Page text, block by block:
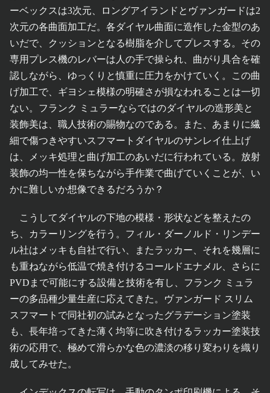
ーベックスは3次元、ロングアイランドとヴァンガードは2
次元の各曲面加工だ。各ダイヤル曲面に造作した金型のあ
いだで、クッションとなる樹脂を介してプレスする。その
専用プレス機のレバーは人の手で操られ、曲がり具合を確
認しながら、ゆっくりと慎重に圧力をかけていく。この曲
げ加工で、ギヨシェ模様の明確さが損なわれることは一切
ない。フランク ミュラーならではのダイヤルの造形美と
装飾美は、職人技術の賜物なのである。また、あまりに繊
細で傷つきやすいスフマートダイヤルのサンレイ仕上げ
は、メッキ処理と曲げ加工のあいだに行われている。放射
装飾の均一性を保ちながら手作業で曲げていくことが、い
かに難しいか想像できるだろうか？
こうしてダイヤルの下地の模様・形状などを整えたの
ち、カラーリングを行う。フィル・ダーノルド・リンデー
ル社はメッキも自社で行い、またラッカー、それを幾層に
も重ねながら低温で焼き付けるコールドエナメル、さらに
PVDまで可能にする設備と技術を有し、フランク ミュラ
ーの多品種少量生産に応えてきた。ヴァンガード スリム
スフマートで同社初の試みとなったグラデーション塗装
も、長年培ってきた薄く均等に吹き付けるラッカー塗装技
術の応用で、極めて滑らかな色の濃淡の移り変わりを織り
成してみせた。